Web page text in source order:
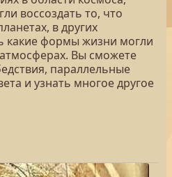
воссоздать то, что
в других
какие формы жизни могли
Вы сможете
параллельные
и узнать многое другое